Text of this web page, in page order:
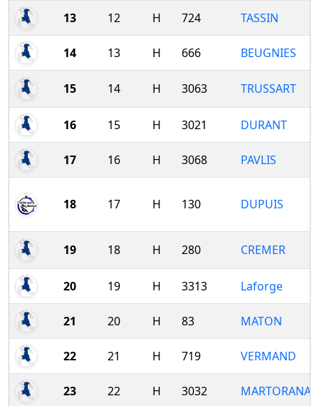
13 12 H 724 TASSIN
14 13 H 666 BEUGNIES
15 14 H 3063 TRUSSART
16 15 H 3021 DURANT
17 16 H 3068 PAVLIS
18 17 H 130 DUPUIS
19 18 H 280 CREMER
20 19 H 3313 Laforge
21 20 H 83 MATON
22 21 H 719 VERMAND
23 22 H 3032 MARTORANA